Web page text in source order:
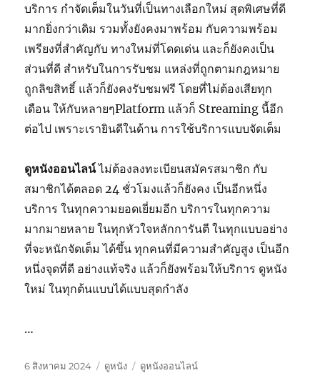
บริการ กำจัดเต็มในวันที่เป็นทางเลือกใหม่ สุดพิเศษที่ดี
มากยิ่งกว่าเดิม รวมทั้งยังคงมาพร้อม กับความพร้อม
เพรียงที่สำคัญกับ ทางใหม่ที่โดดเด่น และก็ยังคงเป็น
ส่วนที่ดี สำหรับในการรับชม แหล่งที่ถูกตามกฎหมาย
ถูกลิขสิทธิ์ แล้วก็ยังคงรับชมฟรี โดยที่ไม่ต้องเสียทุก
เดือน ให้กับหลายๆPlatform แล้วก็ Streaming นี้อีก
ต่อไป เพราะเรายินดีในด้าน การใช้บริการแบบจัดเต็ม
ดูหนังออนไลน์ไม่ต้องลงทะเบียนสมัครสมาชิก กับ
สมาชิกได้ตลอด 24 ชั่วโมงแล้วก็ยังคง เป็นอีกหนึ่ง
บริการ ในทุกความยอดเยี่ยมอีก บริการในทุกความ
มากมายหลาย ในทุกหัวใจหลักการันตี ในทุกแบบอย่าง
ที่จะหนักจัดเต็ม ได้ขึ้น ทุกคนที่มีความสำคัญสูง เป็นอีก
หนึ่งจุดที่ดี อย่างแท้จริง แล้วก็ยังพร้อมให้บริการ ดูหนัง
ใหม่ ในทุกต้นแบบได้แบบสุดกำลัง
…
เขียน
6 สิงหาคม 2024
หมวด
ดูหนัง
ป้าย
ดูหนังออนไลน์